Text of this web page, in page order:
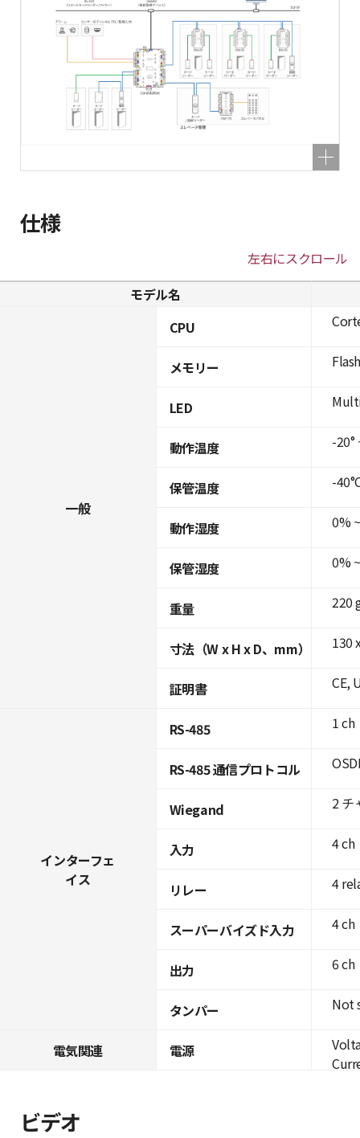
仕様
左右にスクロール
モデル名
一般
CPU
メモリー
LED
動作温度
保管温度
動作湿度
保管湿度
重量
寸法（W x H x D、mm）
証明書
インターフェ
イス
RS-485
RS-485 通信プロトコル
Wiegand
入力
リレー
スーパーバイズド入力
出力
タンパー
電気関連 電源
-20°
-
0%
0%
220
130
CE,
1 ch
2 チ
4 ch
4
4 ch
6 ch
Not
ビデオ